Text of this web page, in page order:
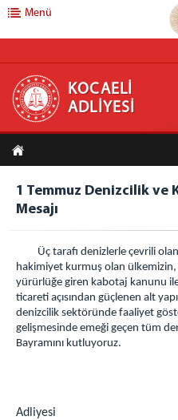
KOCAELİ
ANA SAYFA
ADLİYEMİZ
Kocaeli Adliyesi
Mülhakatlarımız
Gölcük Adliyesi
Kandıra Adliyesi
Karamürsel Adliyesi
Körfez Adliyesi
Ceza infaz Kurumlarımız
1 Nolu F Tipi Kapalı Cik
2 Nolu T Tipi Kapalı Cik
Menü
KOCAELİ
ADLİYESİ
1 Temmuz Denizcilik ve
Mesajı
Üç tarafı denizlerle çevrili
hakimiyet kurmuş olan
yürürlüğe giren kabotaj kanunu
ticareti açısından güçlenen alt
denizcilik sektöründe faaliyet
gelişmesinde emeği geçen tüm
Bayramını kutluyoruz.
Adliyesi